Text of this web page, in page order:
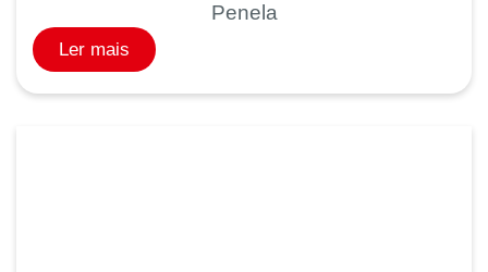
Penela
Ler mais